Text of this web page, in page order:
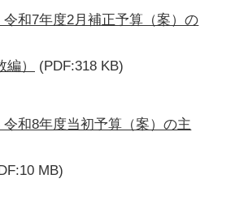
令和7年度2月補正予算（案）の
） (PDF:318 KB)
令和8年度当初予算（案）の主
MB)